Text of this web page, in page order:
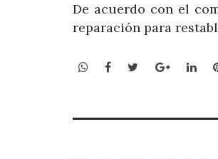
De acuerdo con el
reparación para
WhatsApp
Facebook
TwitterGoogle+